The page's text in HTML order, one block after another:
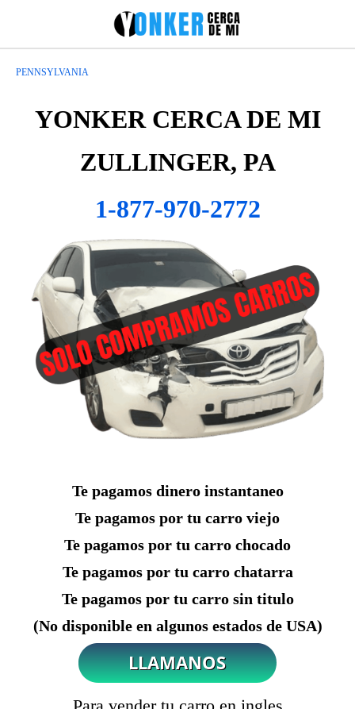
PENNSYLVANIA
YONKER CERCA DE MI
ZULLINGER, PA
1-877-970-2772
Te pagamos dinero instantaneo
Te pagamos por tu carro viejo
Te pagamos por tu carro chocado
Te pagamos por tu carro chatarra
Te pagamos por tu carro sin titulo
(No disponible en algunos estados de USA)